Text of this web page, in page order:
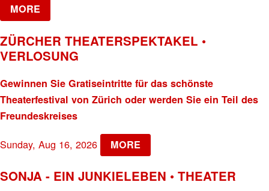
MORE
ZÜRCHER THEATERSPEKTAKEL •
VERLOSUNG
Gewinnen Sie Gratiseintritte für das schönste
Theaterfestival von Zürich oder werden Sie ein Teil des
Freundeskreises
Sunday, Aug 16, 2026 MORE
SONJA - EIN JUNKIELEBEN • THEATER